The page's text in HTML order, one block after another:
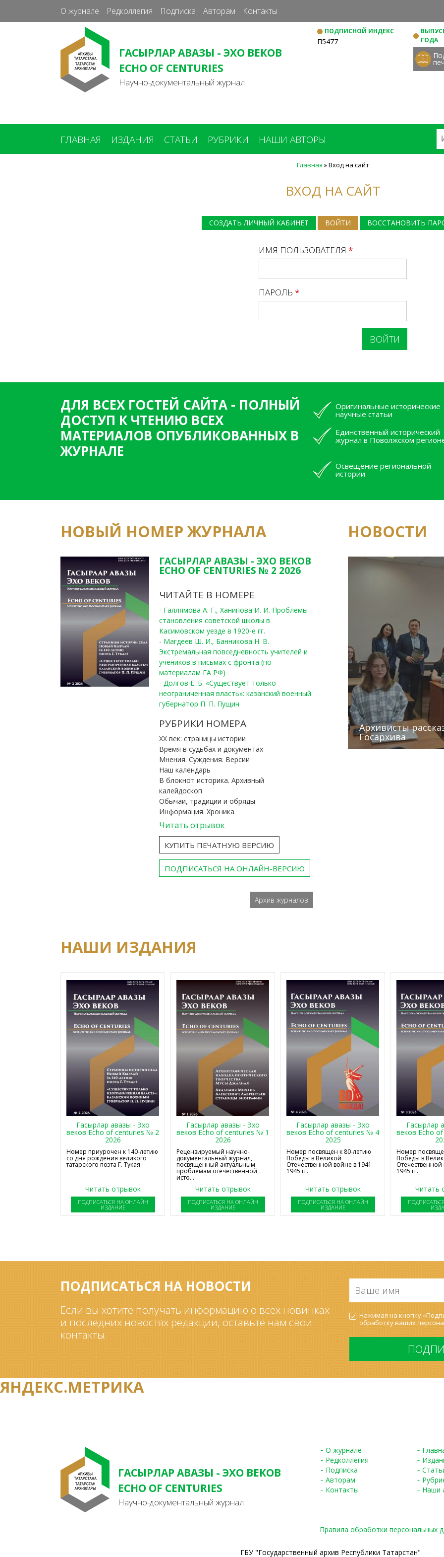
к
основному
О журнале Редколлегия Подписка Авторам Контакты
ГАСЫРЛАР АВАЗЫ - ЭХО ВЕКОВ
ECHO OF CENTURIES
Научно-документальный журнал
ПОДПИСНОЙ ИНДЕКС
П5477
ГОДА
ГЛАВНАЯ ИЗДАНИЯ СТАТЬИ РУБРИКИ НАШИ АВТОРЫ
Главная »Вход на сайт
ВХОД НА САЙТ
СОЗДАТЬ ЛИЧНЫЙ КАБИНЕТ ВОЙТИ (АКТИВНАЯ ВКЛАДКА)
ВОССТАНОВИТЬ
ИМЯ ПОЛЬЗОВАТЕЛЯ *
ПАРОЛЬ *
ДЛЯ ВСЕХ ГОСТЕЙ САЙТА - ПОЛНЫЙ
ДОСТУП К ЧТЕНИЮ ВСЕХ
МАТЕРИАЛОВ ОПУБЛИКОВАННЫХ В
ЖУРНАЛЕ
Оригинальные исторические
научные статьи
Единственный исторический
журнал в Поволжском
Освещение региональной
истории
НОВЫЙ НОМЕР ЖУРНАЛА
ГАСЫРЛАР АВАЗЫ - ЭХО ВЕКОВ
ECHO OF CENTURIES № 2 2026
ЧИТАЙТЕ В НОМЕРЕ
- Галлямова А. Г., Ханипова И. И. Проблемы
становления советской школы в
Касимовском уезде в 1920-е гг.
- Магдеев Ш. И., Банникова Н. В.
Экстремальная повседневность учителей и
учеников в письмах с фронта (по
материалам ГА РФ)
- Долгов Е. Б. «Существует только
неограниченная власть»: казанский военный
губернатор П. П. Пущин
РУБРИКИ НОМЕРА
ХХ век: страницы истории
Время в судьбах и документах
Мнения. Суждения. Версии
Наш календарь
В блокнот историка. Архивный
калейдоскоп
Обычаи, традиции и обряды
Информация. Хроника
Читать отрывок
КУПИТЬ ПЕЧАТНУЮ ВЕРСИЮ
ПОДПИСАТЬСЯ НА ОНЛАЙН-ВЕРСИЮ
Архив журналов
НОВОСТИ
Победители
«Архивные фонды
туган як тарихын
Архивисты
Госархива
Юным
Сотрудники
Эхо веков»
(КХТИ)
«Мир архивов
НАШИ ИЗДАНИЯ
Гасырлар авазы - Эхо
веков Echo of centuries № 2
2026
Номер приурочен к 140-летию
со дня рождения великого
татарского поэта Г. Тукая
Читать отрывок
ПОДПИСАТЬСЯ НА ОНЛАЙН
ИЗДАНИЕ
Гасырлар авазы - Эхо
веков Echo of centuries № 1
2026
Рецензируемый научно-
документальный журнал,
посвященный актуальным
проблемам отечественной
исто...
Читать отрывок
ПОДПИСАТЬСЯ НА ОНЛАЙН
ИЗДАНИЕ
Гасырлар авазы - Эхо
веков Echo of centuries № 4
2025
Номер посвящен к 80-летию
Победы в Великой
Отечественной войне в 1941-
1945 гг.
Читать отрывок
ПОДПИСАТЬСЯ НА ОНЛАЙН
ИЗДАНИЕ
Гасырлар
веков Echo
Номер
Победы в
1945 гг.
Читать
ПОДПИСАТЬСЯ НА НОВОСТИ
Если вы хотите получать информацию о всех новинках
и последних новостях редакции, оставьте нам свои
контакты.
имя
*
Согласие
на
обработку
*
Нажимая на кнопку
обработку ваших
ЯНДЕКС.МЕТРИКА
ГАСЫРЛАР АВАЗЫ - ЭХО ВЕКОВ
ECHO OF CENTURIES
Научно-документальный журнал
О журнале
Редколлегия
Подписка
Авторам
Контакты
Наши
Правила обработки персональных
ГБУ "Государственный архив Республики Татарстан"